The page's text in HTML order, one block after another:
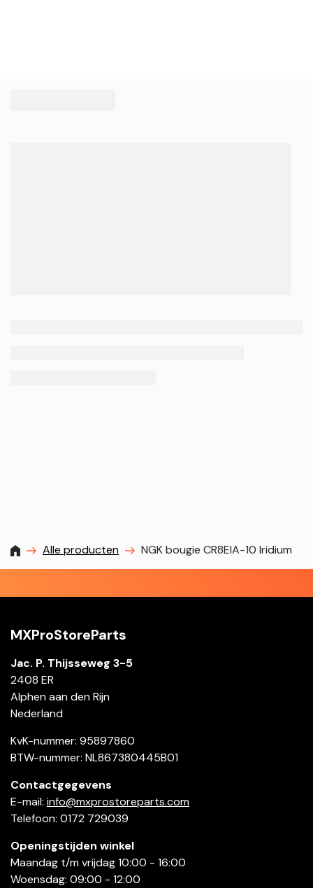
MXProstoreparts
Alle producten NGK bougie CR8EIA-10 Iridium
MXProStoreParts
Jac. P. Thijsseweg 3-5
2408 ER
Alphen aan den Rijn
Nederland
KvK-nummer: 95897860
BTW-nummer: NL867380445B01
Contactgegevens
E-mail: info@mxprostoreparts.com
Telefoon: 0172 729039
Openingstijden winkel
Maandag t/m vrijdag 10:00 - 16:00
Woensdag: 09:00 - 12:00